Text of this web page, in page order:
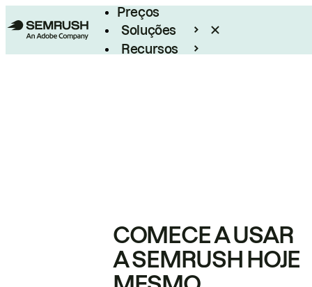
Preços
Soluções
Recursos
COMECE A USAR
A SEMRUSH HOJE